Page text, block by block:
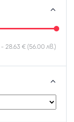
- 28.63 € (56.00 лв.)